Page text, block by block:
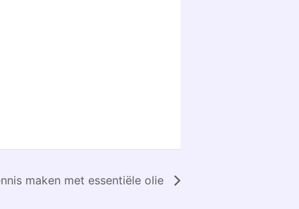
maken met essentiële olie